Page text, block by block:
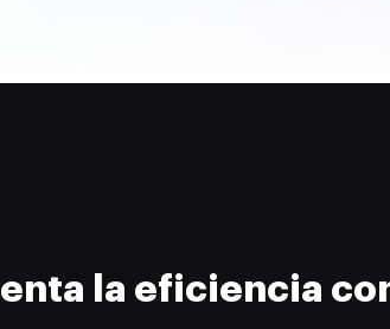
la eficiencia